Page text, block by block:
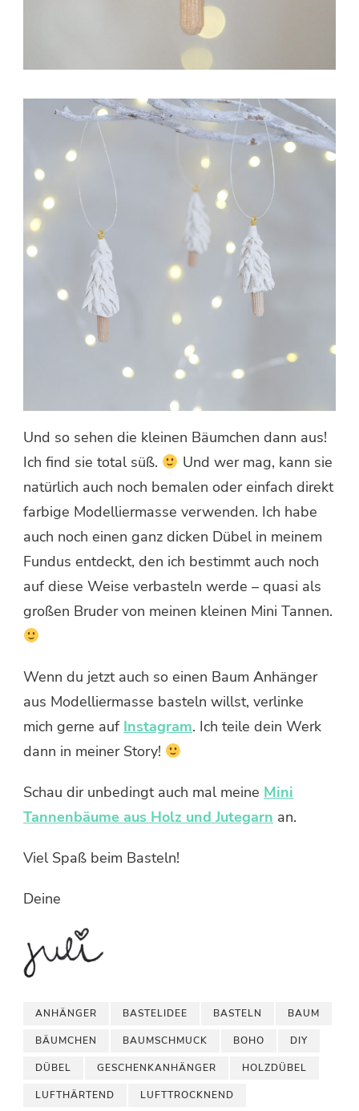
Und so sehen die kleinen Bäumchen dann aus!
Ich find sie total süß.
Und wer mag, kann sie
natürlich auch noch bemalen oder einfach direkt
farbige Modelliermasse verwenden. Ich habe
auch noch einen ganz dicken Dübel in meinem
Fundus entdeckt, den ich bestimmt auch noch
auf diese Weise verbasteln werde – quasi als
großen Bruder von meinen kleinen Mini Tannen.
Wenn du jetzt auch so einen Baum Anhänger
aus Modelliermasse basteln willst, verlinke
mich gerne auf Instagram. Ich teile dein Werk
dann in meiner Story!
Schau dir unbedingt auch mal meine Mini
Tannenbäume aus Holz und Jutegarn an.
Viel Spaß beim Basteln!
Deine
ANHÄNGER BASTELIDEE BASTELN BAUM
BÄUMCHEN BAUMSCHMUCK BOHO DIY
DÜBEL GESCHENKANHÄNGER HOLZDÜBEL
LUFTHÄRTEND LUFTTROCKNEND